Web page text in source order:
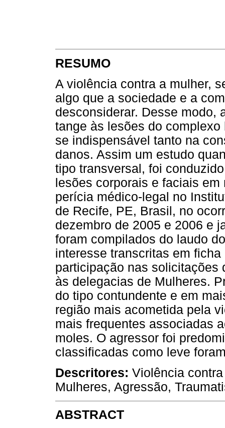
RESUMO
A violência contra a mulher,
algo que a sociedade e a
desconsiderar. Desse modo,
tange às lesões do
se indispensável tanto na
danos. Assim um estudo
tipo transversal, foi
lesões corporais e faciais
perícia médico-legal no
de Recife, PE, Brasil, no
dezembro de 2005 e 2006 e
foram compilados do laudo
interesse transcritas em
participação nas solicitações
às delegacias de Mulheres.
do tipo contundente e em
região mais acometida pela
mais frequentes associadas
moles. O agressor foi
classificadas como leve
Descritores: Violência
Mulheres, Agressão,
ABSTRACT